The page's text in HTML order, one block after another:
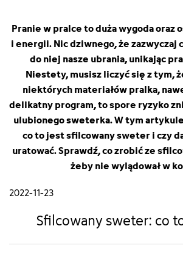
Pranie w pralce to duża wygoda oraz
i energii. Nic dziwnego, że zazwyczaj
do niej nasze ubrania, unikając
Niestety, musisz liczyć się z tym,
niektórych materiałów pralka,
delikatny program, to spore ryzyko
ulubionego sweterka. W tym
co to jest sfilcowany sweter i czy
uratować. Sprawdź, co zrobić ze
żeby nie wylądował w
2022-11-23
Sfilcowany sweter: co